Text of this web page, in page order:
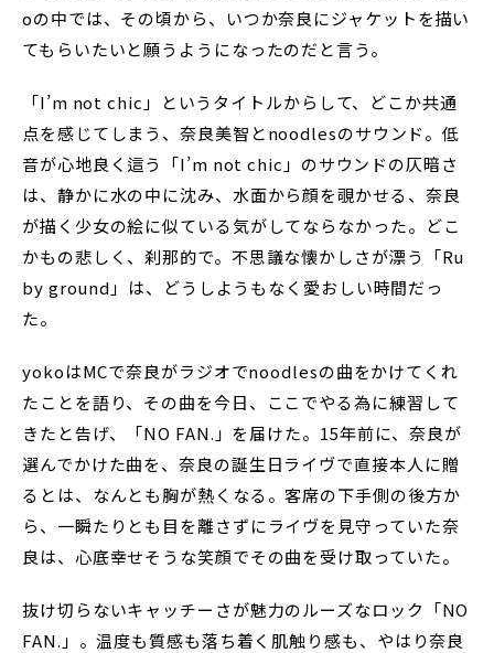
oの中では、その頃から、いつか奈良にジャケットを描い
てもらいたいと願うようになったのだと言う。
「I’m not chic」というタイトルからして、どこか共通
点を感じてしまう、奈良美智とnoodlesのサウンド。低
音が心地良く這う「I’m not chic」のサウンドの仄暗さ
は、静かに水の中に沈み、水面から顔を覗かせる、奈良
が描く少女の絵に似ている気がしてならなかった。どこ
かもの悲しく、刹那的で。不思議な懐かしさが漂う「Ru
by ground」は、どうしようもなく愛おしい時間だっ
た。
yokoはMCで奈良がラジオでnoodlesの曲をかけてくれ
たことを語り、その曲を今日、ここでやる為に練習して
きたと告げ、「NO FAN.」を届けた。15年前に、奈良が
選んでかけた曲を、奈良の誕生日ライヴで直接本人に贈
るとは、なんとも胸が熱くなる。客席の下手側の後方か
ら、一瞬たりとも目を離さずにライヴを見守っていた奈
良は、心底幸せそうな笑顔でその曲を受け取っていた。
抜け切らないキャッチーさが魅力のルーズなロック「NO
FAN.」。温度も質感も落ち着く肌触り感も、やはり奈良